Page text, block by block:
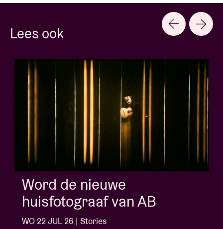
Lees ook
Album of the week:
'Doctrine Of Love' - Jalen
Ngonda